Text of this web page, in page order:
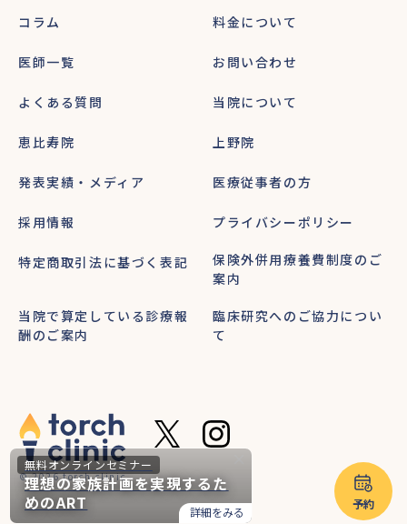
予約
詳細をみる
無料オンラインセミナー
理想の家族計画を実現するた
めのART
コラム 料金について
医師一覧 お問い合わせ
よくある質問 当院について
恵比寿院 上野院
発表実績・メディア 医療従事者の方
採用情報 プライバシーポリシー
特定商取引法に基づく表記
保険外併用療養費制度のご
案内
当院で算定している診療報
酬のご案内
臨床研究へのご協力につい
て
© 2026 torch clinic